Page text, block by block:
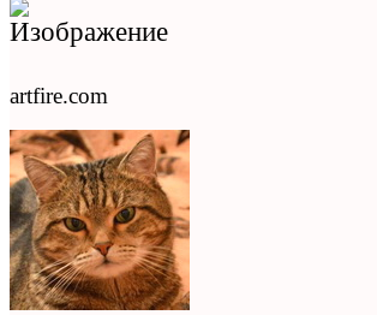
artfire.com